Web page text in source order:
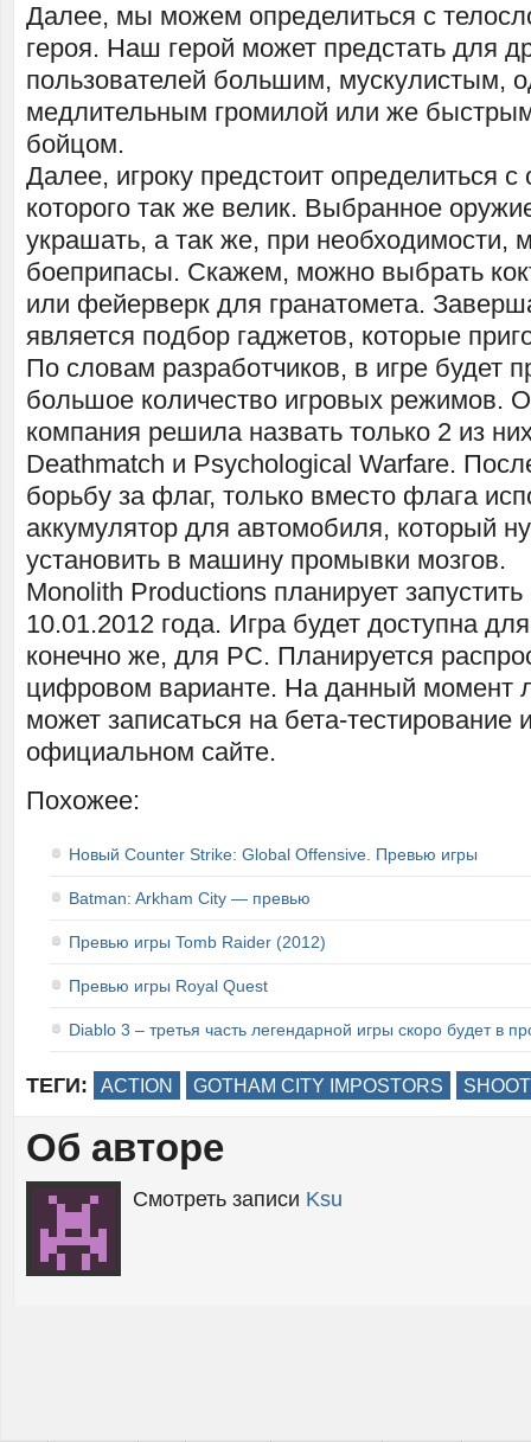
Далее, мы можем определиться с
героя. Наш герой может предстать для
пользователей большим, мускулистым,
медлительным громилой или же
бойцом.
Далее, игроку предстоит определиться
которого так же велик. Выбранное
украшать, а так же, при необходимости,
боеприпасы. Скажем, можно выбрать
или фейерверк для гранатомета.
является подбор гаджетов, которые
По словам разработчиков, в игре будет
большое количество игровых режимов.
компания решила назвать только 2 из
Deathmatch и Psychological Warfare.
борьбу за флаг, только вместо флага
аккумулятор для автомобиля, который
установить в машину промывки мозгов.
Monolith Productions планирует
10.01.2012 года. Игра будет доступна
конечно же, для PC. Планируется
цифровом варианте. На данный
может записаться на бета-тестирование
официальном сайте.
Похожее:
Новый Counter Strike: Global Offensive. Превью игры
Batman: Arkham City — превью
Превью игры Tomb Raider (2012)
Превью игры Royal Quest
Diablo 3 – третья часть легендарной игры скоро будет в
ТЕГИ: ACTION GOTHAM CITY IMPOSTORS
Об авторе
Смотреть записи Ksu